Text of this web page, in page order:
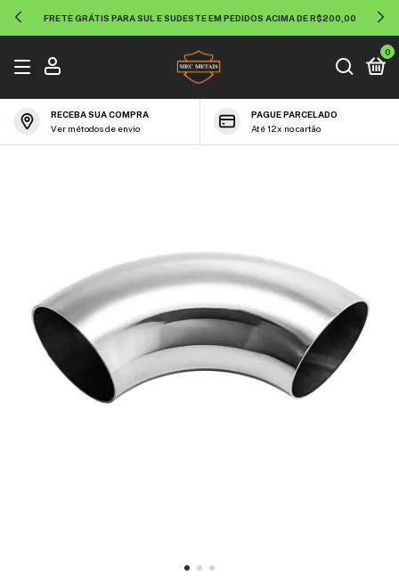
FRETE GRÁTIS PARA SUL E SUDESTE EM PEDIDOS ACIMA DE R$200,00
0
RECEBA SUA COMPRA
Ver métodos de envio
PAGUE PARCELADO
Até 12x no cartão